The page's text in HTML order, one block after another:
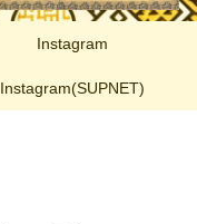
Instagram
Instagram(SUPNET)